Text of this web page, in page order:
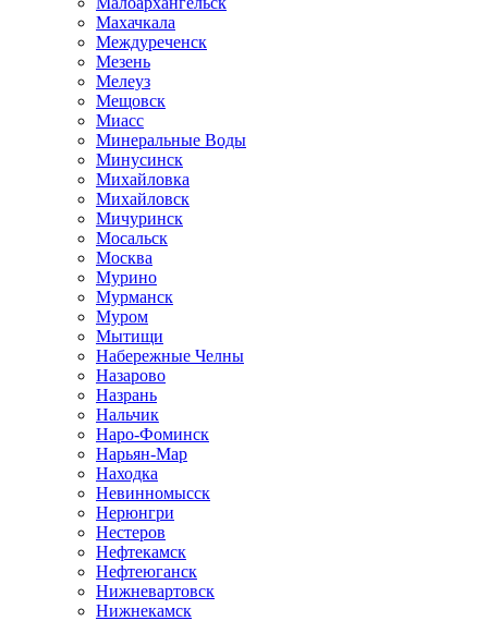
Махачкала
Междуреченск
Мезень
Мелеуз
Мещовск
Миасс
Минеральные Воды
Минусинск
Михайловка
Михайловск
Мичуринск
Мосальск
Москва
Мурино
Мурманск
Муром
Мытищи
Набережные Челны
Назарово
Назрань
Нальчик
Наро-Фоминск
Нарьян-Мар
Находка
Невинномысск
Нерюнгри
Нестеров
Нефтекамск
Нефтеюганск
Нижневартовск
Нижнекамск